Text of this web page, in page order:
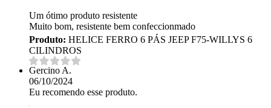
Um ótimo produto resistente
Muito bom, resistente bem confeccionmado
Produto: HELICE FERRO 6 PÁS JEEP F75-WILLYS 6
CILINDROS
Gercino A.
06/10/2024
Eu recomendo esse produto.